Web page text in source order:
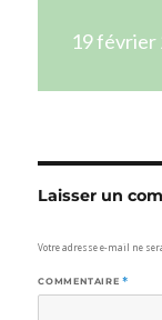
19 février
Laisser un
Votre adresse e-mail ne
COMMENTAIRE *